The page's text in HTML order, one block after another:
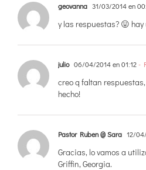
geovanna 31/03/2014 en
y las respuestas? 😛
julio 06/04/2014 en 01:12-
creo q faltan
hecho!
Pastor Ruben @ Sara 12/
Gracias, lo vamos a
Griffin, Georgia.